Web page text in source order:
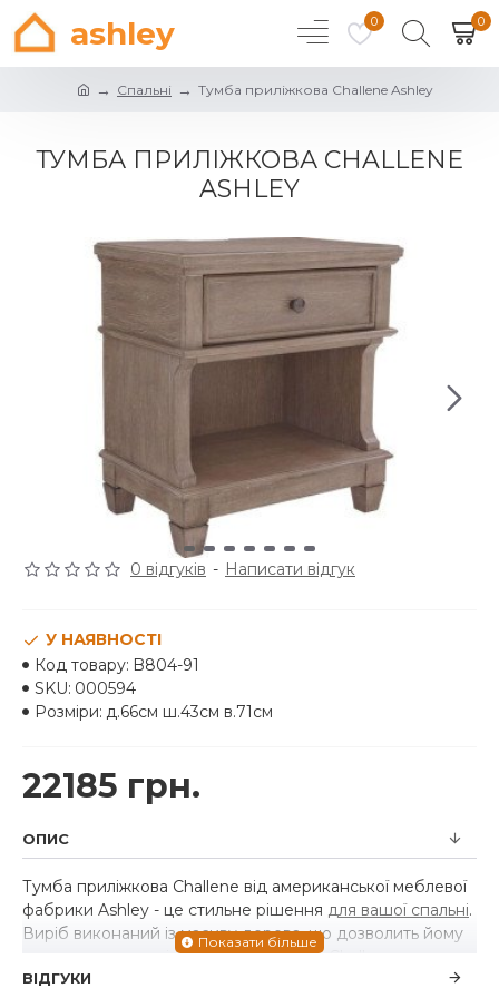
ashley 0 0
Спальні Тумба приліжкова Challene Ashley
ТУМБА ПРИЛІЖКОВА CHALLENE
ASHLEY
0 відгуків - Написати відгук
22185 грн.
У НАЯВНОСТІ
Код товару: B804-91
SKU: 000594
Розміри: д.66см ш.43см в.71см
ОПИС
Тумба приліжкова Challene від американської меблевої
фабрики Ashley - це стильне рішення для вашої спальні.
Виріб виконаний із масиву дерева, що дозволить йому
радувати власників довгі роки. Тумба Challene вдихнула
нове життя у вінтажний дизайн. Її складна сіра витерта
ВІДГУКИ